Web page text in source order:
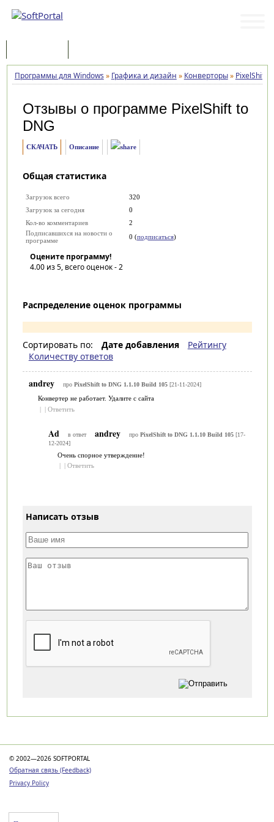
Программы для Windows » Графика и дизайн » Конверторы» PixelShift
Отзывы о программе PixelShift to
DNG
СКАЧАТЬ Описание
Общая статистика
Загрузок всего
320
Загрузок за сегодня
0
Кол-во комментариев
2
Подписавшихся на новости о
программе
0 (подписаться)
Оцените программу!
4.00из 5, всего оценок -2
Распределение оценок программы
Сортировать по: Дате добавления
Рейтингу
Количеству ответов
andrey про PixelShift to DNG 1.1.10 Build 105[21-11-2024]
Конвертер не работает. Удалите с сайта
| | Ответить
Ad в ответ andrey про PixelShift to DNG 1.1.10 Build 105[17-
12-2024]
Очень спорное утверждение!
| | Ответить
Написать отзыв
© 2002—2026 SOFTPORTAL
Обратная связь (Feedback)
Privacy Policy